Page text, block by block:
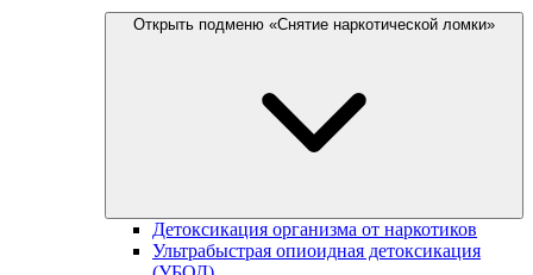
Открыть подменю «Снятие наркотической ломки»
Детоксикация организма от наркотиков
Ультрабыстрая опиоидная детоксикация